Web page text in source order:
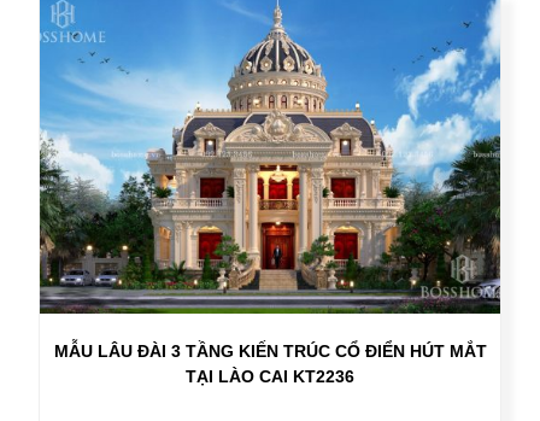
MẪU LÂU ĐÀI 3 TẦNG KIẾN TRÚC CỔ ĐIỂN HÚT MẮT
TẠI LÀO CAI KT2236